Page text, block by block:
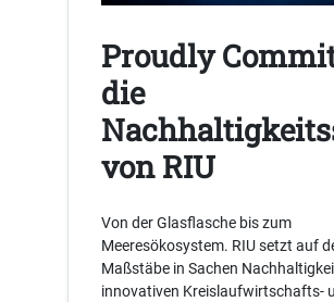
Proudly
die
von RIU
Von der Glasflasche bis zum
Meeresökosystem. RIU setzt auf
Maßstäbe in Sachen
innovativen Kreislaufwirtschafts-